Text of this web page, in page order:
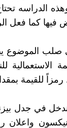
وهذه الدراسه
فيها كما فعل
صلب الموضوع
الاستعمالية
رمزاً للقيمة
في جدل
نيكسون واعلان